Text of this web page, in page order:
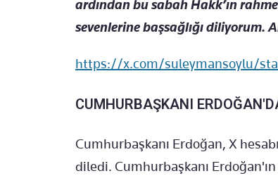
ardından bu sabah Hakk’ın
sevenlerine başsağlığı diliyorum.
https://x.com/suleymansoylu/
CUMHURBAŞKANI
Cumhurbaşkanı Erdoğan, X
diledi. Cumhurbaşkanı